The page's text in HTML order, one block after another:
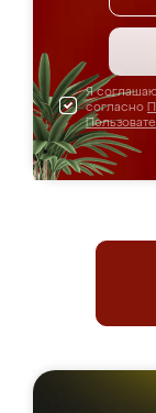
Я
согласно